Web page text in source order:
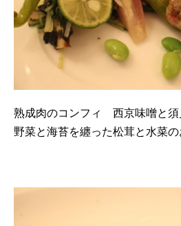
熟成肉のコンフィ 西京味噌と須
野菜と海苔を纏った松茸と水菜の